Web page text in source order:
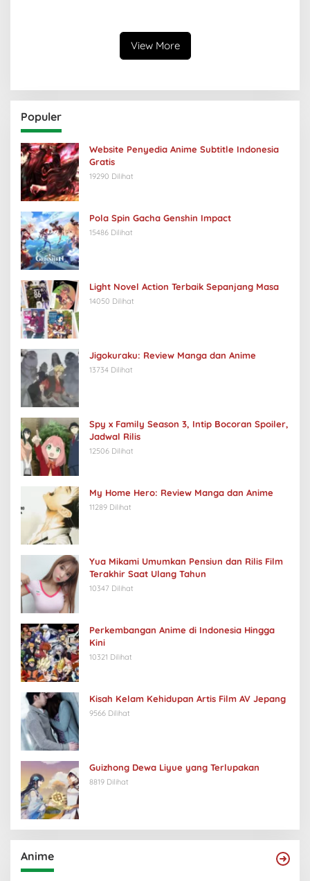
View More
Populer
Website Penyedia Anime Subtitle Indonesia
Gratis
19290 Dilihat
Pola Spin Gacha Genshin Impact
15486 Dilihat
Light Novel Action Terbaik Sepanjang Masa
14050 Dilihat
Jigokuraku: Review Manga dan Anime
13734 Dilihat
Spy x Family Season 3, Intip Bocoran Spoiler,
Jadwal Rilis
12506 Dilihat
My Home Hero: Review Manga dan Anime
11289 Dilihat
Yua Mikami Umumkan Pensiun dan Rilis Film
Terakhir Saat Ulang Tahun
10347 Dilihat
Perkembangan Anime di Indonesia Hingga
Kini
10321 Dilihat
Kisah Kelam Kehidupan Artis Film AV Jepang
9566 Dilihat
Guizhong Dewa Liyue yang Terlupakan
8819 Dilihat
Anime